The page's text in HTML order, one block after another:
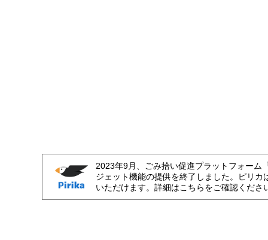
2023年9月、ごみ拾い促進プラットフォーム
ジェット機能の提供を終了しました。ピリカ
いただけます。詳細はこちらをご確認くださ